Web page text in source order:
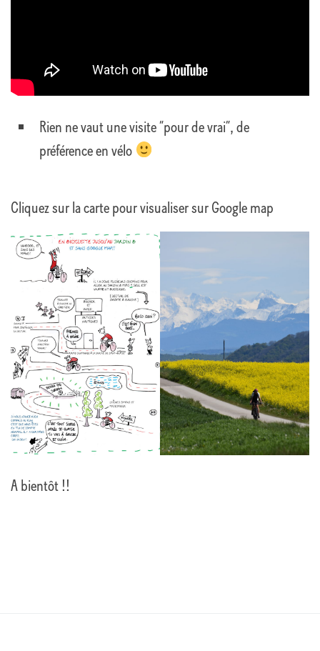
Rien ne vaut une visite “pour de vrai”, de
préférence en vélo
Cliquez sur la carte pour visualiser sur Google map
A bientôt !!